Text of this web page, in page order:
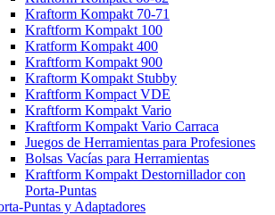
Kraftorm Kompakt 70-71
Kraftform Kompakt 100
Kratform Kompakt 400
Kraftform Kompakt 900
Kraftorm Kompakt Stubby
Kraftform Kompact VDE
Kraftform Kompakt Vario
Kraftform Kompakt Vario Carraca
Juegos de Herramientas para Profesiones
Bolsas Vacías para Herramientas
Kraftform Kompakt Destornillador con
Porta-Puntas
Puntas y Adaptadores